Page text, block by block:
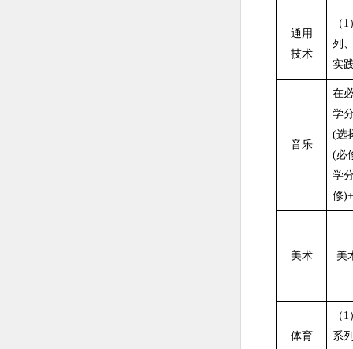
通用
技术
（
列
实
音乐
在
学
(选
(必
学
修
美术 美
体育
（
系